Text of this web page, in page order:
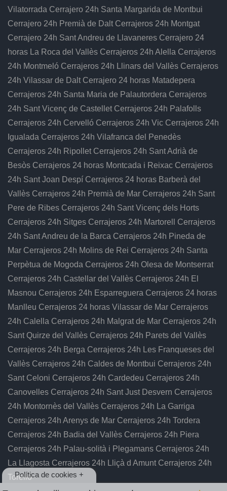
Vilatorrada Cerrajero 24h Santa Margarida de Montbui
Cerrajero 24h Premià de Dalt Cerrajeros 24h Montgat
Cerrajero 24h Sant Andreu de Llavaneres Cerrajero 24
horas La Roca del Vallès Cerrajeros 24h Alella Cerrajeros
24h Montmeló Cerrajeros 24h Llinars del Vallès Cerrajeros
24h Vilassar de Dalt Cerrajero 24 horas Matadepera
Cerrajeros 24h Santa Maria de Palautordera Cerrajeros
24h Sant Vicenç de Castellet Cerrajeros 24h Palafolls
Cerrajeros 24h Cervelló Cerrajeros 24h Vic Cerrajeros 24h
Igualada Cerrajeros 24h Vilafranca del Penedès
Cerrajeros 24h Ripollet Cerrajeros 24h Sant Adrià de
Besòs Cerrajeros 24 horas Montcada i Reixac Cerrajeros
24h Sant Joan Despí Cerrajeros 24 horas Barberà del
Vallès Cerrajeros 24h Premià de Mar Cerrajeros 24h Sant
Pere de Ribes Cerrajeros 24h Sant Vicenç dels Horts
Cerrajeros 24h Sitges Cerrajeros 24h Martorell
Cerrajeros
24h Sant Andreu de la Barca Cerrajeros 24h Pineda de
Mar Cerrajeros 24h Molins de Rei Cerrajeros 24h Santa
Perpètua de Mogoda Cerrajeros 24h Olesa de Montserrat
Cerrajeros 24h Castellar del Vallès Cerrajeros 24h El
Masnou Cerrajeros 24h Esparreguera Cerrajeros 24 horas
Manlleu Cerrajeros 24 horas Vilassar de Mar Cerrajeros
24h Calella Cerrajeros 24h Malgrat de Mar Cerrajeros 24h
Sant Quirze del Vallès Cerrajeros 24h Parets del Vallès
Cerrajeros 24h Berga Cerrajeros 24h Les Franqueses del
Vallès Cerrajeros 24h Caldes de Montbui Cerrajeros 24h
Sant Celoni Cerrajeros 24h Cardedeu Cerrajeros 24h
Canovelles Cerrajeros 24h Sant Just Desvern Cerrajeros
24h Montornès del Vallès Cerrajeros 24h La Garriga
Cerrajeros 24h Arenys de Mar Cerrajeros 24h Tordera
Cerrajeros 24h Badia del Vallès Cerrajeros 24h Piera
Cerrajeros 24h Palau-solità i Plegamans Cerrajeros 24h
La Llagosta Cerrajeros 24h Lliçà d Amunt Cerrajeros 24h
Torelló
Política de cookies +